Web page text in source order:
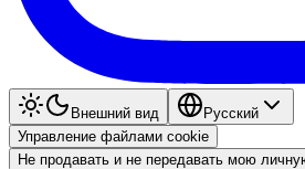
Внешний вид
Pyccкий
Управление файлами cookie
Не продавать и не передавать мою